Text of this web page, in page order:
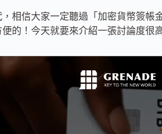
相信大家一定聽過「加密貨幣簽帳
的！今天就要來介紹一張討論度很